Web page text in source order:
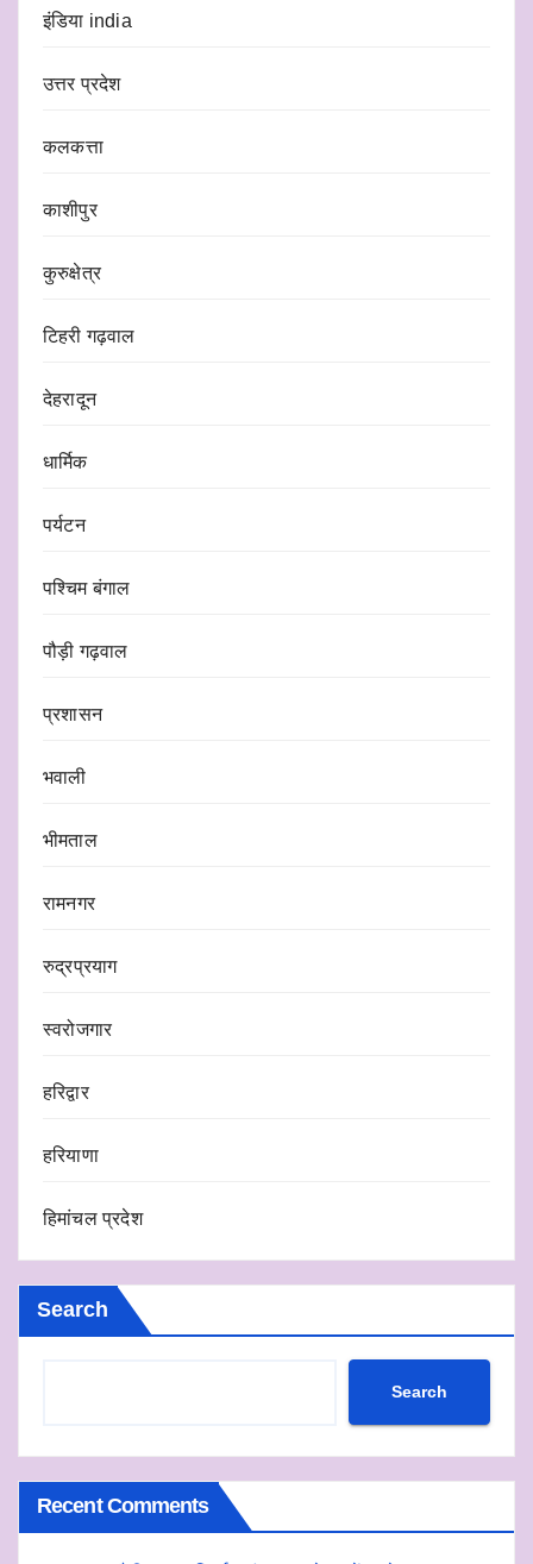
इंडिया india
उत्तर प्रदेश
कलकत्ता
काशीपुर
कुरुक्षेत्र
टिहरी गढ़वाल
देहरादून
धार्मिक
पर्यटन
पश्चिम बंगाल
पौड़ी गढ़वाल
प्रशासन
भवाली
भीमताल
रामनगर
रुद्रप्रयाग
स्वरोजगार
हरिद्वार
हरियाणा
हिमांचल प्रदेश
Search
Search
Recent Comments